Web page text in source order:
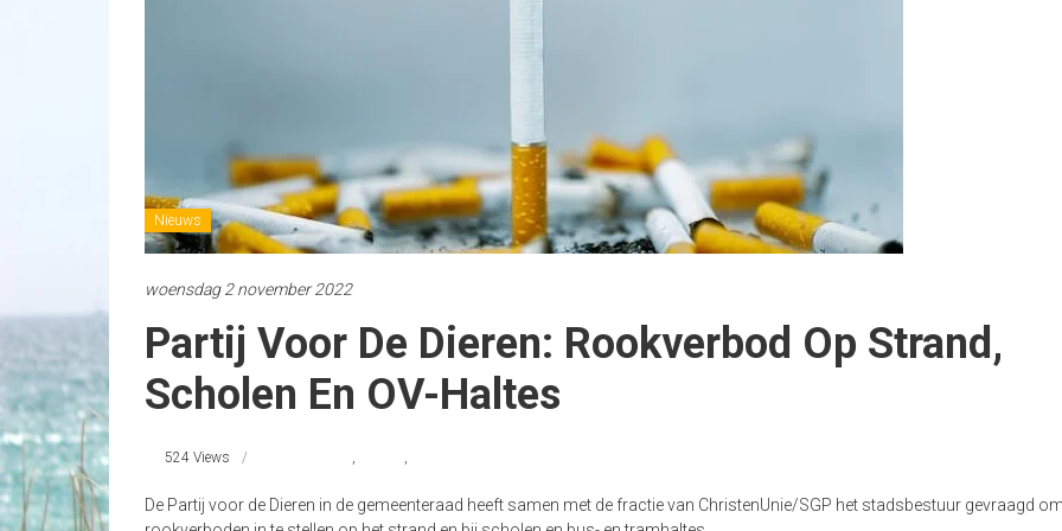
Nieuws
woensdag 2 november 2022
Partij Voor De Dieren: Rookverbod Op Strand,
Scholen En OV-Haltes
524 Views , ,
De Partij voor de Dieren in de gemeenteraad heeft samen met de fractie van ChristenUnie/SGP het stadsbestuur gevraagd